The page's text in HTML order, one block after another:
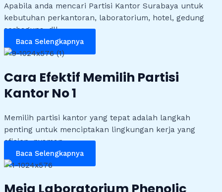
Apabila anda mencari Partisi Kantor Surabaya untuk
kebutuhan perkantoran, laboratorium, hotel, gedung
serbaguna, dll
Baca Selengkapnya
Cara Efektif Memilih Partisi
Kantor No 1
Memilih partisi kantor yang tepat adalah langkah
penting untuk menciptakan lingkungan kerja yang
efisien, nyaman
Baca Selengkapnya